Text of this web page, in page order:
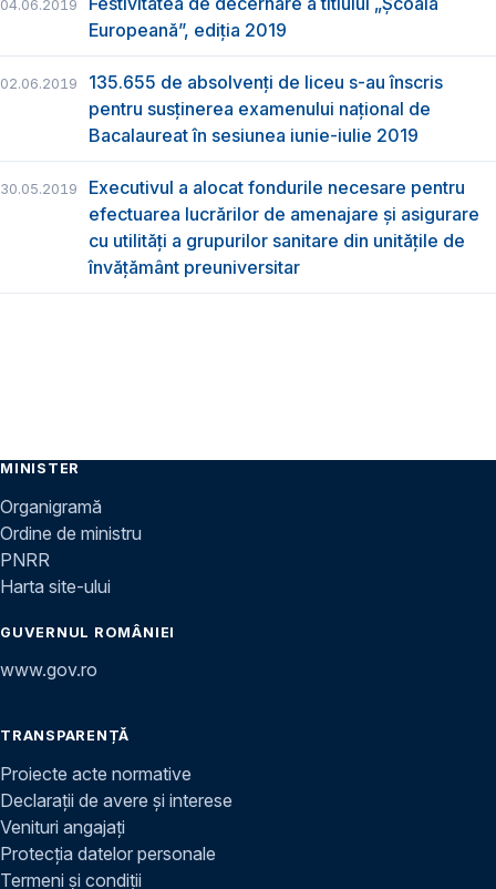
04.06.2019
Europeană”, ediția 2019
02.06.2019
135.655 de absolvenţi de liceu s-au înscris
pentru susţinerea examenului naţional de
Bacalaureat în sesiunea iunie-iulie 2019
30.05.2019
Executivul a alocat fondurile necesare pentru
efectuarea lucrărilor de amenajare și asigurare
cu utilități a grupurilor sanitare din unitățile de
învățământ preuniversitar
MINISTER
Organigramă
Ordine de ministru
PNRR
Harta site-ului
GUVERNUL ROMÂNIEI
www.gov.ro
TRANSPARENȚĂ
Proiecte acte normative
Declarații de avere și interese
Venituri angajați
Protecția datelor personale
Termeni și condiții